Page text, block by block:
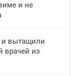
и не
и вытащили
врачей из